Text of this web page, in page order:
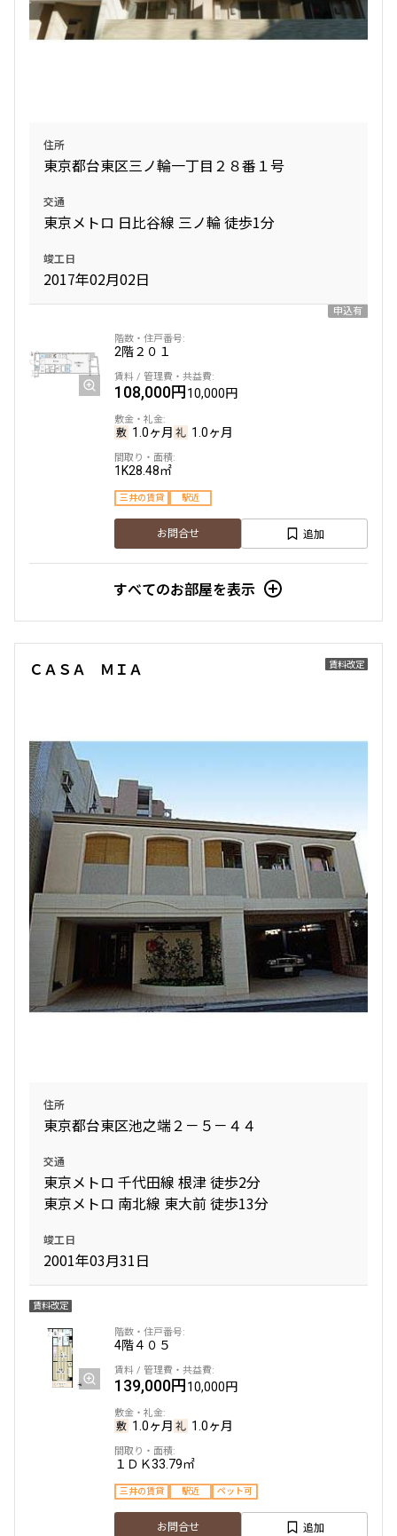
住所
東京都台東区三ノ輪一丁目２８番１号
交通
東京メトロ 日比谷線 三ノ輪 徒歩1分
竣工日
2017年02月02日
申込有
2階２０１
108,000円10,000円
1.0ヶ月 1.0ヶ月
1K28.48㎡
三井の賃貸 駅近
お問合せ 追加
すべてのお部屋を表示
賃料改定
ＣＡＳＡ ＭＩＡ
住所
東京都台東区池之端２－５－４４
交通
東京メトロ 千代田線 根津 徒歩2分
東京メトロ 南北線 東大前 徒歩13分
竣工日
2001年03月31日
賃料改定
4階４０５
139,000円10,000円
1.0ヶ月 1.0ヶ月
１ＤＫ33.79㎡
三井の賃貸 駅近 ペット可
お問合せ 追加